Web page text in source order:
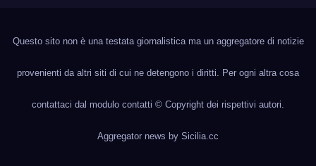
Questo sito non è una testata giornalistica ma un aggregatore di notizie
provenienti da altri siti di cui ne detengono i diritti. Per ogni altra cosa
contattaci dal modulo contatti © Copyright dei rispettivi autori.
Aggregator news by Sicilia.cc